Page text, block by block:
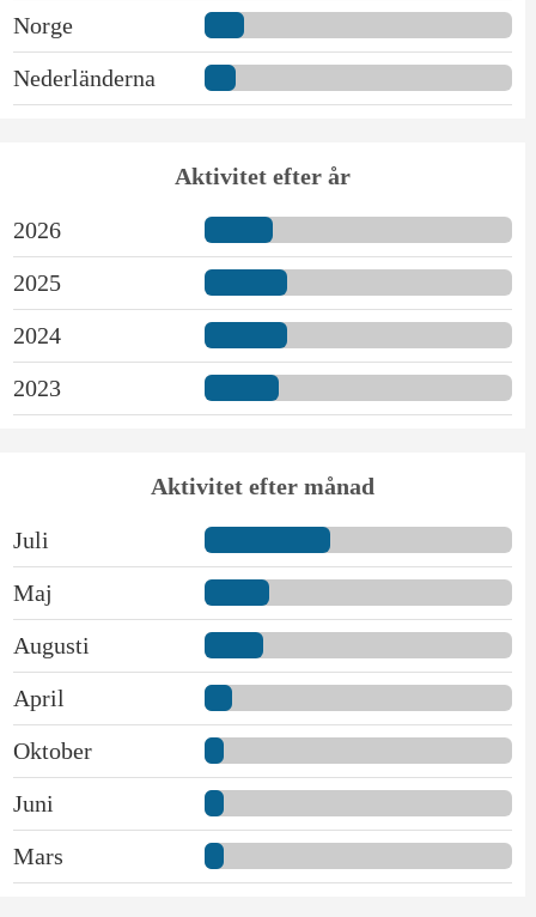
Norge
Nederländerna
Aktivitet efter år
2026
2025
2024
2023
Aktivitet efter månad
Juli
Maj
Augusti
April
Oktober
Juni
Mars